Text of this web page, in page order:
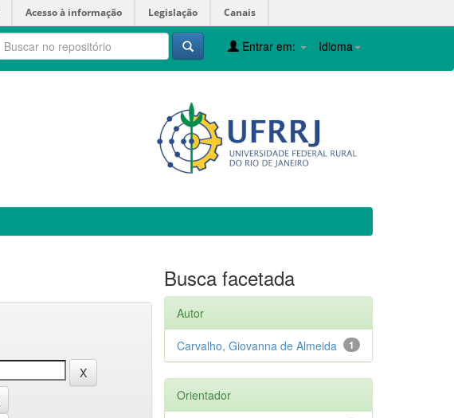
Acesso à informação Legislação Canais
Idioma
Entrar em:
Busca facetada
Autor
1
Carvalho, Giovanna de Almeida
Orientador